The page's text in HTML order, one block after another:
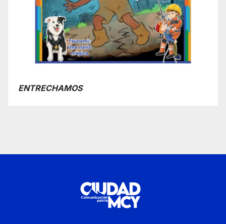
ENTRECHAMOS